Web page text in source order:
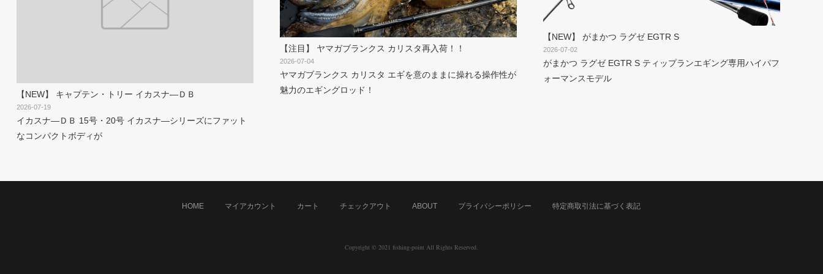
【NEW】 キャプテン・トリー イカスナ―ＤＢ
2026-07-19
イカスナ―ＤＢ 15号・20号 イカスナ―シリーズにファット
なコンパクトボディが
【注目】 ヤマガブランクス カリスタ再入荷！！
2026-07-04
ヤマガブランクス カリスタ エギを意のままに操れる操作性が
魅力のエギングロッド！
【NEW】 がまかつ ラグゼ EGTR S
2026-07-02
がまかつ ラグゼ EGTR S ティップランエギング専用ハイパフ
ォーマンスモデル
HOME マイアカウント カート チェックアウト ABOUT プライバシーポリシー 特定商取引法に基づく表記
Copyright © 2021 fishing-point All Rights Reserved.